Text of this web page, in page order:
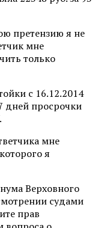
претензию я не
мне
только
с 16.12.2014
дней просрочки
мне
я
Верховного
судами
прав